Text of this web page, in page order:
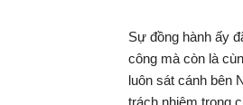
Sự đồng hành ấy
công mà còn là
luôn sát cánh bên
trách nhiệm trong